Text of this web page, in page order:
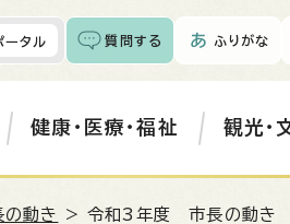
ータル 質問する ふりがな
健康・医療・福祉 観光・
の動き > 令和3年度 市長の動き